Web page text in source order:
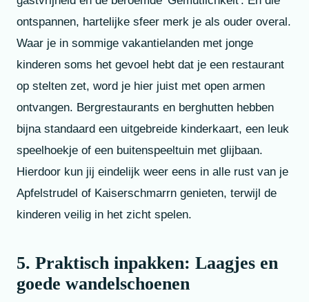
ontspannen, hartelijke sfeer merk je als ouder overal.
Waar je in sommige vakantielanden met jonge
kinderen soms het gevoel hebt dat je een restaurant
op stelten zet, word je hier juist met open armen
ontvangen. Bergrestaurants en berghutten hebben
bijna standaard een uitgebreide kinderkaart, een leuk
speelhoekje of een buitenspeeltuin met glijbaan.
Hierdoor kun jij eindelijk weer eens in alle rust van je
Apfelstrudel of Kaiserschmarrn genieten, terwijl de
kinderen veilig in het zicht spelen.
5. Praktisch inpakken: Laagjes en
goede wandelschoenen